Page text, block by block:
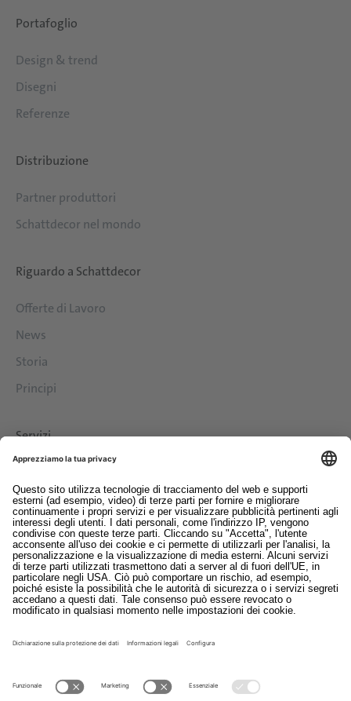
Portafoglio
Design & trend
Disegni
Referenze
Distribuzione
Partner produttori
Schattdecor nel mondo
Riguardo a Schattdecor
Offerte di Lavoro
News
Storia
Principi
Servizi
Contatto
EDI